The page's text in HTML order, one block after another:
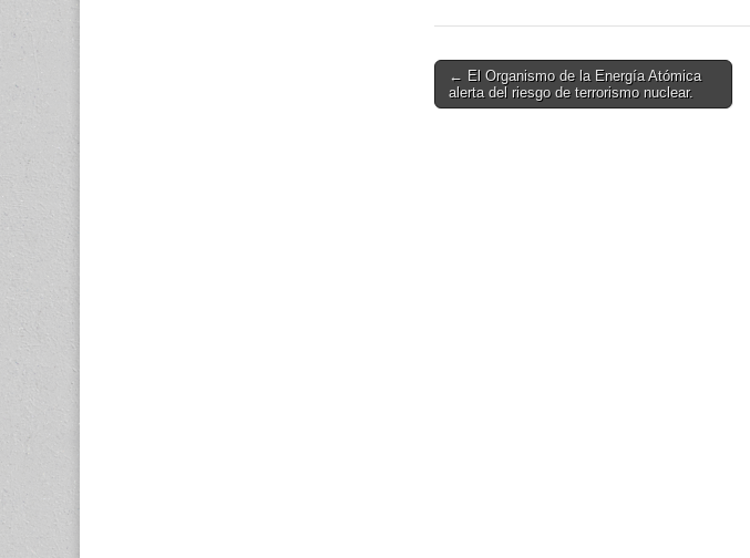
gestión del
desastres?
infraestructuras
Post
navigation
← El Organismo de la Energía Atómica
alerta del riesgo de terrorismo nuclear.